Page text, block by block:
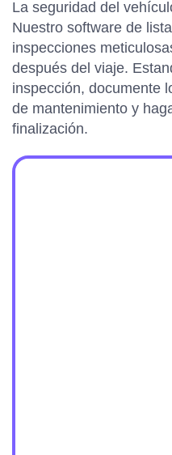
La seguridad del
Nuestro software de
inspecciones
después del viaje.
inspección, documente
de mantenimiento y
finalización.